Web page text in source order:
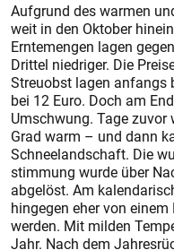
Aufgrund des warmen
weit in den Oktober
Erntemengen lagen
Drittel niedriger. Die
Streuobst lagen anfangs
bei 12 Euro. Doch am
Umschwung. Tage
Grad warm – und dann
Schneelandschaft. Die
stimmung wurde über
abgelöst. Am
hingegen eher von
werden. Mit milden
Jahr. Nach dem